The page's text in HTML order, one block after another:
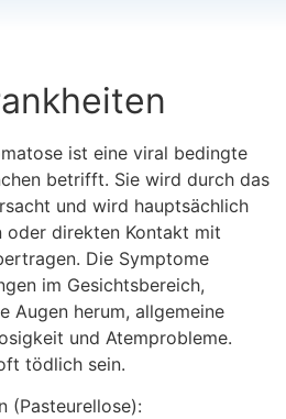
ist eine viral bedingte
betrifft. Sie wird durch das
und wird hauptsächlich
oder direkten Kontakt mit
Die Symptome
im Gesichtsbereich,
Augen herum, allgemeine
und Atemprobleme.
tödlich sein.
(Pasteurellose):